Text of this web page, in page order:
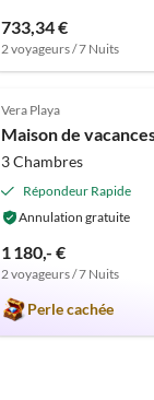
733,34 €
2 voyageurs / 7 Nuits
5.0 (1)
Vera Playa
3 Chambres
Répondeur Rapide
Annulation gratuite
1 180,- €
2 voyageurs / 7 Nuits
Perle cachée